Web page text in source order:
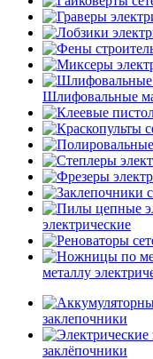
Шлифовальные
электрические
металлу
заклепочники
заклёпочники